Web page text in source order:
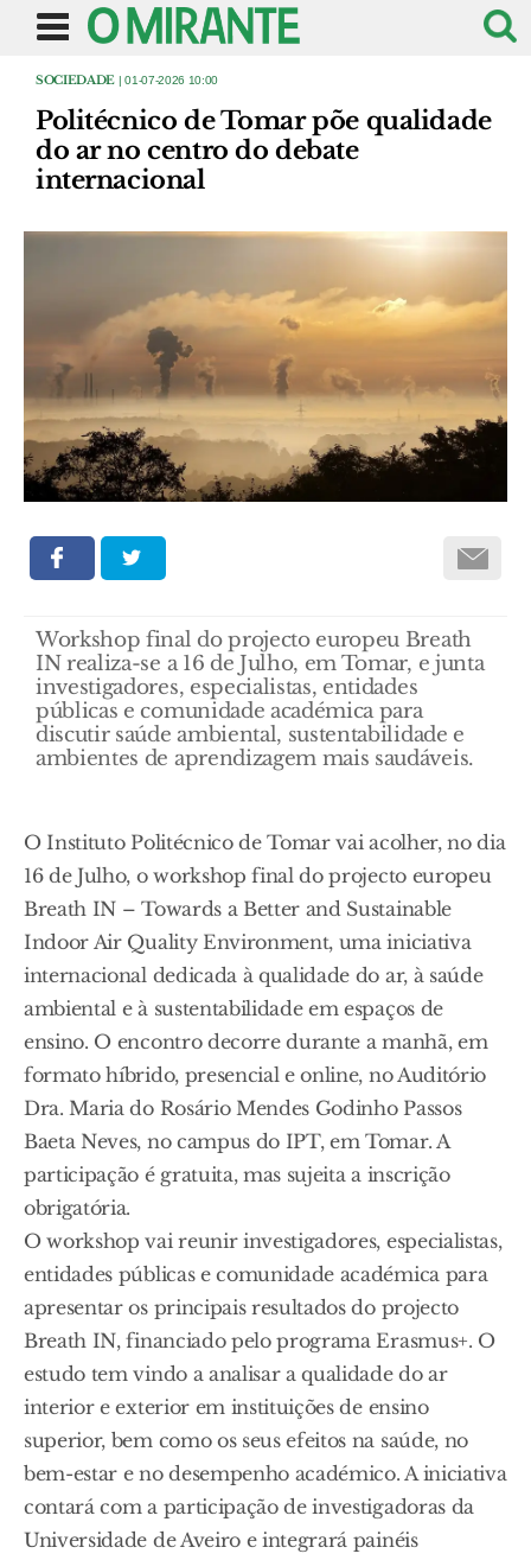
SOCIEDADE | 01-07-2026 10:00
Politécnico de Tomar põe qualidade
do ar no centro do debate
internacional
Workshop final do projecto europeu Breath
IN realiza-se a 16 de Julho, em Tomar, e junta
investigadores, especialistas, entidades
públicas e comunidade académica para
discutir saúde ambiental, sustentabilidade e
ambientes de aprendizagem mais saudáveis.
O Instituto Politécnico de Tomar vai acolher, no dia
16 de Julho, o workshop final do projecto europeu
Breath IN – Towards a Better and Sustainable
Indoor Air Quality Environment, uma iniciativa
internacional dedicada à qualidade do ar, à saúde
ambiental e à sustentabilidade em espaços de
ensino. O encontro decorre durante a manhã, em
formato híbrido, presencial e online, no Auditório
Dra. Maria do Rosário Mendes Godinho Passos
Baeta Neves, no campus do IPT, em Tomar. A
participação é gratuita, mas sujeita a inscrição
obrigatória.
O workshop vai reunir investigadores, especialistas,
entidades públicas e comunidade académica para
apresentar os principais resultados do projecto
Breath IN, financiado pelo programa Erasmus+. O
estudo tem vindo a analisar a qualidade do ar
interior e exterior em instituições de ensino
superior, bem como os seus efeitos na saúde, no
bem-estar e no desempenho académico. A iniciativa
contará com a participação de investigadoras da
Universidade de Aveiro e integrará painéis